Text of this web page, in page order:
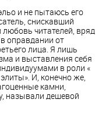
и не пытаюсь его
снискавший
любовь читателей, вряд
оправдании от
лица. Я лишь
и выставления себя
в роли «
И, конечно же,
камни,
называли дешевой